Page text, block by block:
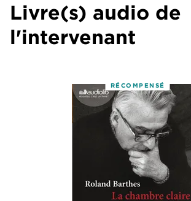
Livre(s) audio de
l'intervenant
RÉCOMPENSÉ